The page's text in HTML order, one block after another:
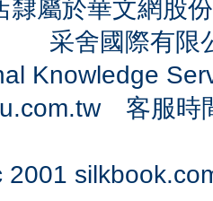
隸屬於華文網股
采舍國際有
Knowledge
客服時
2001